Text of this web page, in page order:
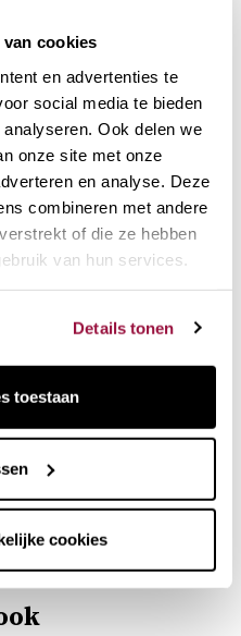
cookies
en advertenties te
social media te bieden
Ook delen we
onze site met onze
en analyse. Deze
combineren met andere
of die ze hebben
van hun services.
Details tonen
toestaan
cookies
lemmet
op
zeer effectieve
voor het snijden van 2,5
in de hand en gebruik hem
plakjes of julienne te
Julienne
kleuren.